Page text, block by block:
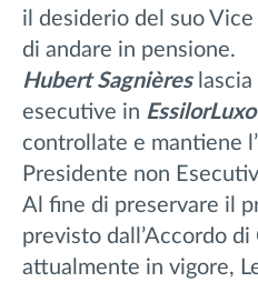
il desiderio del suo
di andare in pensione.
Hubert Sagnièreslascia
esecutive in
controllate e mantiene
Presidente non
Al fine di preservare il
previsto dall’Accordo di
attualmente in vigore,